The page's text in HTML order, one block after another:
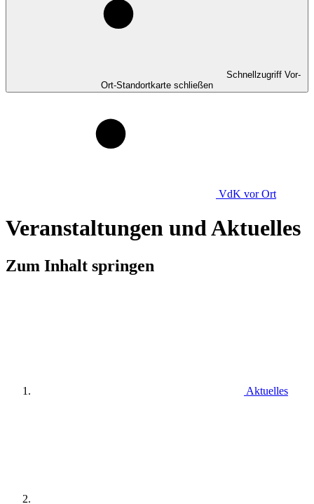
Schnellzugriff Vor-
Ort-Standortkarte schließen
VdK vor Ort
Veranstaltungen und Aktuelles
Zum Inhalt springen
Aktuelles